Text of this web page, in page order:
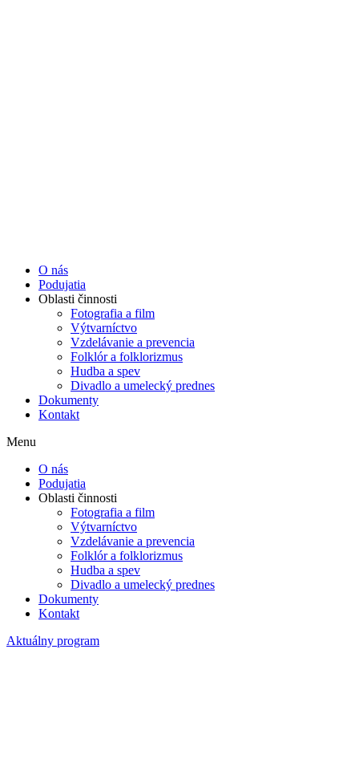
O nás
Podujatia
Oblasti činnosti
Fotografia a film
Výtvarníctvo
Vzdelávanie a prevencia
Folklór a folklorizmus
Hudba a spev
Divadlo a umelecký prednes
Dokumenty
Kontakt
Menu
O nás
Podujatia
Oblasti činnosti
Fotografia a film
Výtvarníctvo
Vzdelávanie a prevencia
Folklór a folklorizmus
Hudba a spev
Divadlo a umelecký prednes
Dokumenty
Kontakt
Aktuálny program